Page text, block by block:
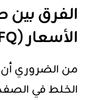
الفرق
الأسعار (RFP vs RFQ)
من الضروري
الخلط في